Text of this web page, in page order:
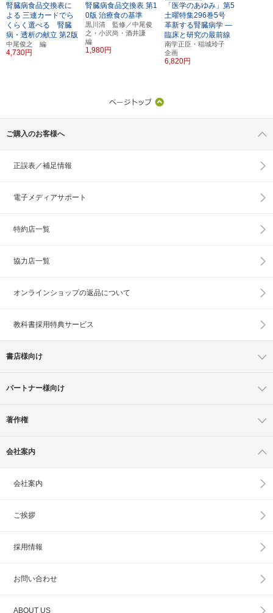
腎臓病食品交換表に
よる 三連カードでら
くらく選べる 腎臓
病・透析の献立 第2版
中尾俊之 編
4,730円
腎臓病食品交換表 第1
0版 治療食の基準
黒川清 監修／中尾俊
之・小沢尚・酒井謙
編
1,980円
「医学のあゆみ」第5
土曜特集296巻5号
革新する腎臓病学 ―
臨床と研究の最前線
南学正臣・稲城玲子
企画
6,820円
ご購入のお客様へ
正誤表／補足情報
電子メディアサポート
特約店一覧
協力店一覧
オンラインショップの返品について
教科書採用特典サービス
書店様向け
パートナー様向け
著作権
会社案内
会社案内
ご挨拶
採用情報
お問い合わせ
ABOUT US